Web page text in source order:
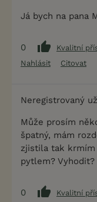
Já bych na pana
0
Kvalitní
Nahlásit
Citovat
Neregistrovaný
Může prosím
špatný, mám
zjistila tak krmím
pytlem?
0
Kvalitní